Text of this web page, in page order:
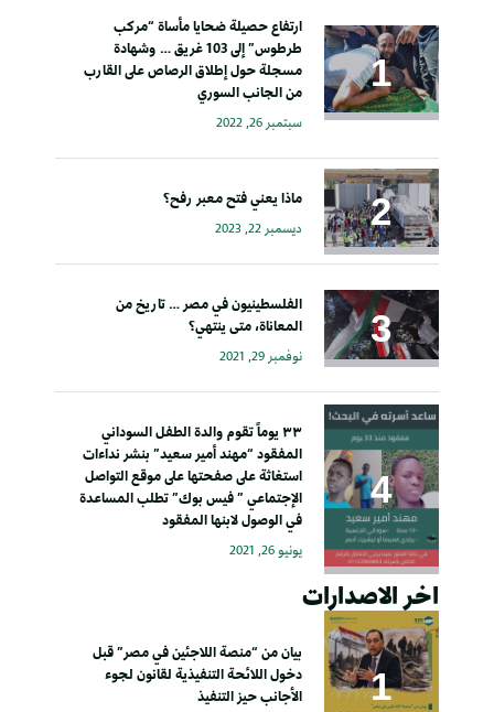
ارتفاع حصيلة ضحايا مأساة “مركب
طرطوس” إلى 103 غريق … وشهادة
مسجلة حول إطلاق الرصاص على القارب
من الجانب السوري
سبتمبر 26, 2022
ماذا يعني فتح معبر رفح؟
ديسمبر 22, 2023
الفلسطينيون في مصر … تاريخ من
المعاناة، متى ينتهي؟
نوفمبر 29, 2021
٣٣ يوماً تقوم والدة الطفل السوداني
المفقود “مهند أمير سعيد” بنشر نداءات
استغاثة على صفحتها على موقع التواصل
الإجتماعي ” فيس بوك” تطلب المساعدة
في الوصول لابنها المفقود
يونيو 26, 2021
اخر الاصدارات
بيان من “منصة اللاجئين في مصر” قبل
دخول اللائحة التنفيذية لقانون لجوء
الأجانب حيز التنفيذ